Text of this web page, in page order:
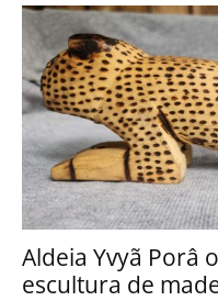
Aldeia Yvyã Porâ
escultura de